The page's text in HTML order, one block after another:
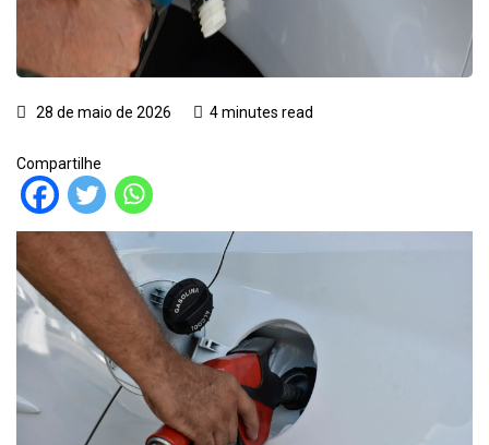
28 de maio de 2026 4 minutes read
Compartilhe